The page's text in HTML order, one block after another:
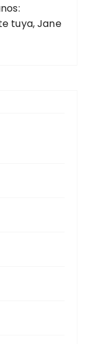
tuya, Jane